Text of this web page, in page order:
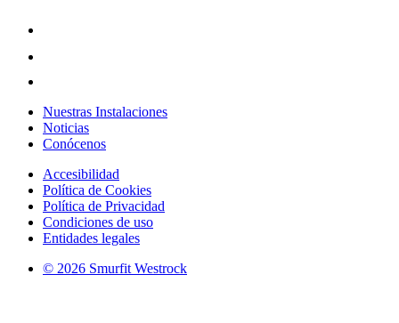
Nuestras Instalaciones
Noticias
Conócenos
Accesibilidad
Política de Cookies
Política de Privacidad
Condiciones de uso
Entidades legales
© 2026 Smurfit Westrock